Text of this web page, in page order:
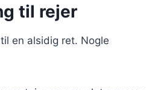
til rejer
en alsidig ret. Nogle